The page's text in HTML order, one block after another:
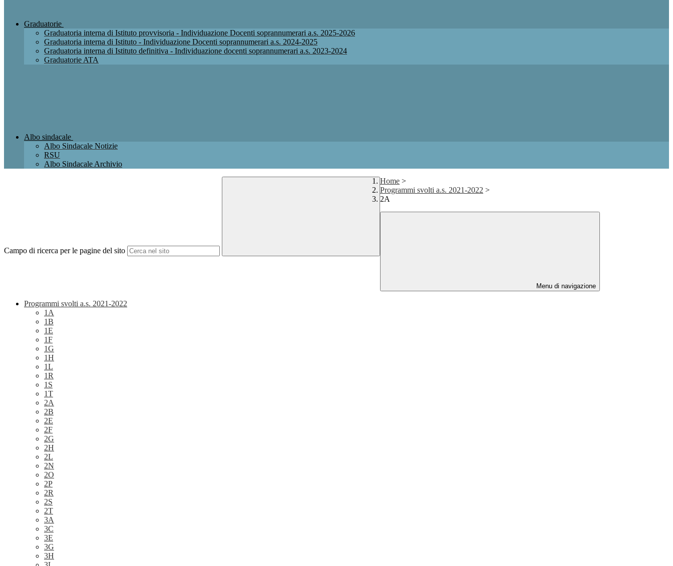
Graduatorie
Graduatoria interna di Istituto provvisoria - Individuazione Docenti soprannumerari a.s. 2025-2026
Graduatoria interna di Istituto - Individuazione Docenti soprannumerari a.s. 2024-2025
Graduatoria interna di Istituto definitiva - Individuazione docenti soprannumerari a.s. 2023-2024
Graduatorie ATA
Albo sindacale
Albo Sindacale Notizie
RSU
Albo Sindacale Archivio
Campo di ricerca per le pagine del sito
Home >
Programmi svolti a.s. 2021-2022 >
2A
Menu di navigazione
Programmi svolti a.s. 2021-2022
1A
1B
1E
1F
1G
1H
1L
1R
1S
1T
2A
2B
2E
2F
2G
2H
2L
2N
2O
2P
2R
2S
2T
3A
3C
3E
3G
3H